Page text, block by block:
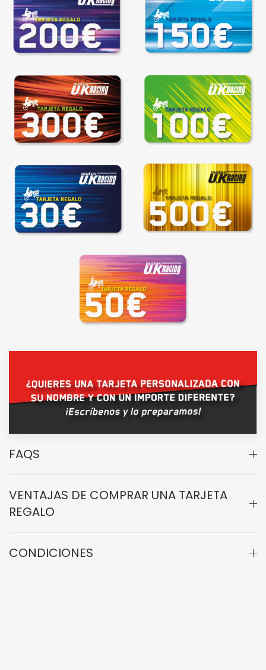
REGALAR REGALAR
REGALAR REGALAR
REGALAR REGALAR
REGALAR
FAQS
VENTAJAS DE COMPRAR UNA TARJETA
REGALO
CONDICIONES